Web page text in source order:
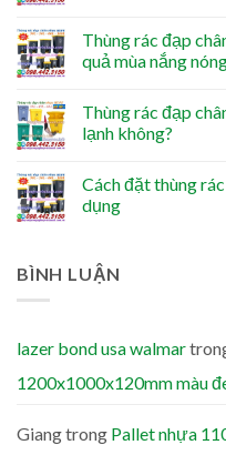
Thùng rác đạp
quả mùa nắng
Thùng rác đạp
lạnh không?
Cách đặt thùng
dụng
BÌNH LUẬN
lazer bond usa walmar
1200x1000x120mm màu
Giangtrong Pallet nhựa